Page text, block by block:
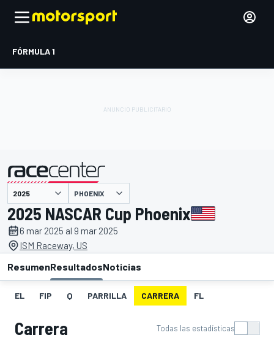
FÓRMULA 1
presentado por PHOENIX
2025 NASCAR Cup Phoenix
6 mar 2025 al 9 mar 2025
ISM Raceway, US
ResumenResultadosNoticias
EL FIP Q PARRILLA CARRERA FL
Carrera Todas las estadísticas